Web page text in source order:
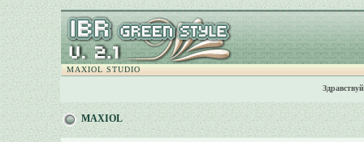
MAXIOL STUDIO
MAXIOL